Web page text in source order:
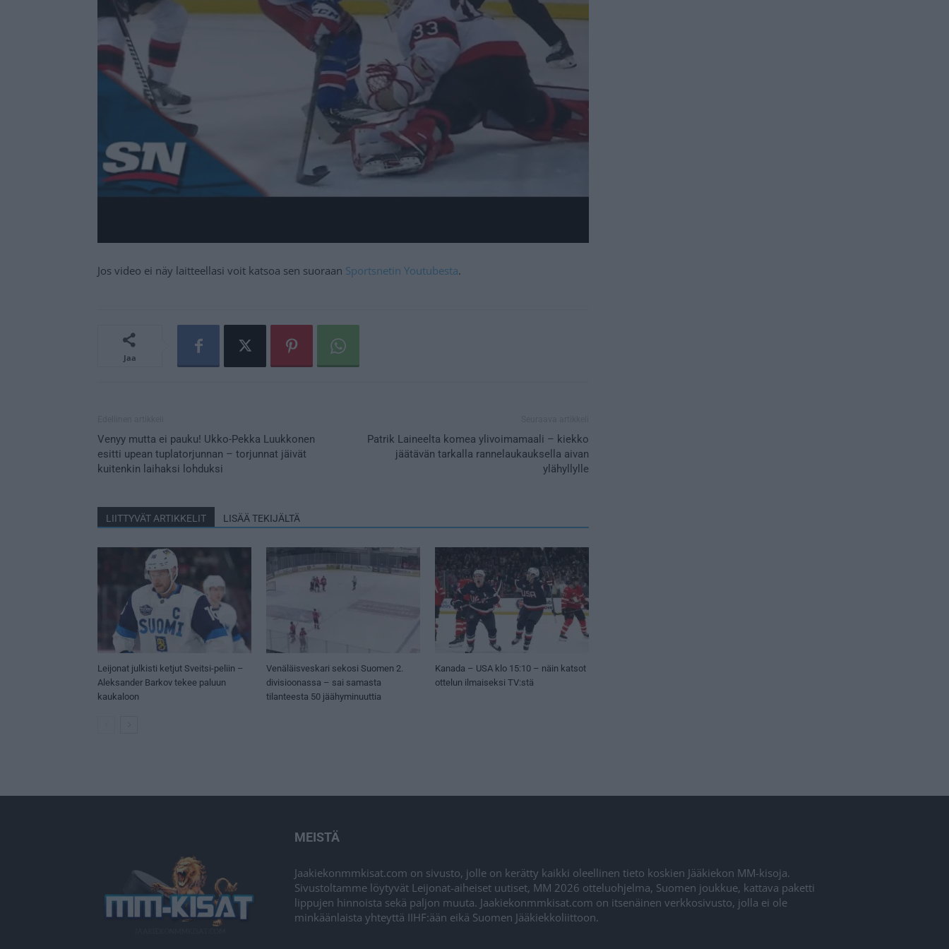
Jos video ei näy laitteellasi voit katsoa sen suoraan Sportsnetin Youtubesta.
Jaa
Venyy mutta ei pauku! Ukko-Pekka Luukkonen
esitti upean tuplatorjunnan – torjunnat jäivät
kuitenkin laihaksi lohduksi
Patrik Laineelta komea ylivoimamaali – kiekko
jäätävän tarkalla rannelaukauksella aivan
ylähyllylle
LIITTYVÄT ARTIKKELIT LISÄÄ TEKIJÄLTÄ
Leijonat julkisti ketjut Sveitsi-peliin –
Aleksander Barkov tekee paluun
kaukaloon
Venäläisveskari sekosi Suomen 2.
divisioonassa – sai samasta
tilanteesta 50 jäähyminuuttia
Kanada – USA klo 15:10 – näin katsot
ottelun ilmaiseksi TV:stä
MEISTÄ
Jaakiekonmmkisat.com on sivusto, jolle on kerätty kaikki oleellinen tieto koskien Jääkiekon MM-kisoja.
Sivustoltamme löytyvät Leijonat-aiheiset uutiset, MM 2026 otteluohjelma, Suomen joukkue, kattava paketti
lippujen hinnoista sekä paljon muuta. Jaakiekonmmkisat.com on itsenäinen verkkosivusto, jolla ei ole
minkäänlaista yhteyttä IIHF:ään eikä Suomen Jääkiekkoliittoon.